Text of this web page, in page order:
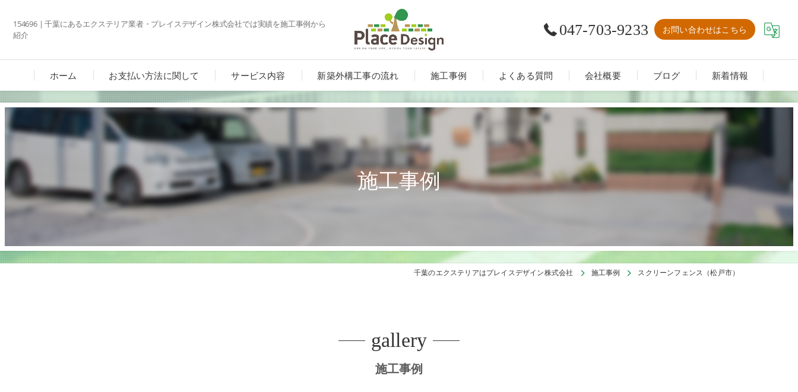
154696 | 千葉にあるエクステリア業者・プレイスデザイン株式会社では実績を施工事例から
紹介
047-703-9233 お問い合わせはこちら
ホーム お支払い方法に関して サービス内容
カーポート
ガーデンルーム・テラス・サンルーム
新築外構工事の流れ 施工事例 よくある質問 会社概要 ブログ 新着情報
施工事例
千葉のエクステリアはプレイスデザイン株式会社 施工事例 スクリーンフェンス（松戸市）
施工事例
gallery